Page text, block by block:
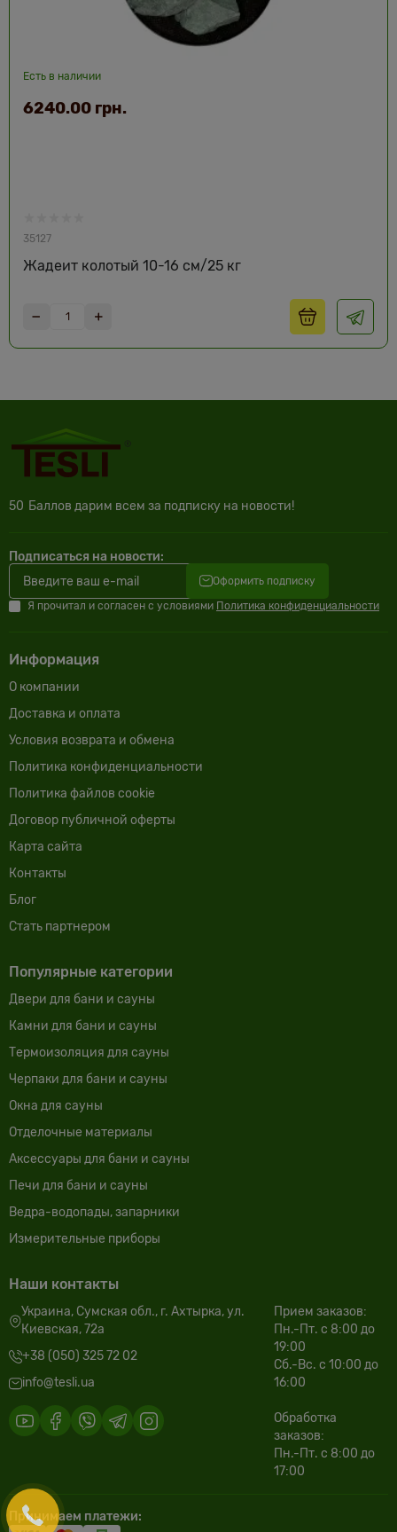
Есть в наличии
35127
Жадеит колотый 10-16 см/25 кг
6240.00 грн.
50 Баллов дарим всем за подписку на новости!
Подписаться на новости:
Оформить подписку
Я прочитал и согласен с условиями Политика конфиденциальности
Информация
О компании
Доставка и оплата
Условия возврата и обмена
Политика конфиденциальности
Политика файлов cookie
Договор публичной оферты
Карта сайта
Контакты
Блог
Cтать партнером
Популярные категории
Двери для бани и сауны
Камни для бани и сауны
Термоизоляция для сауны
Черпаки для бани и сауны
Окна для сауны
Отделочные материалы
Аксессуары для бани и сауны
Печи для бани и сауны
Ведра-водопады, запарники
Измерительные приборы
Наши контакты
Украина, Сумская обл., г. Ахтырка, ул.
Киевская, 72а
+38 (050) 325 72 02
info@tesli.ua
Прием заказов:
Пн.-Пт. с 8:00 до
19:00
Сб.-Вс. с 10:00 до
16:00
Обработка
заказов:
Пн.-Пт. с 8:00 до
17:00
Принимаем платежи: